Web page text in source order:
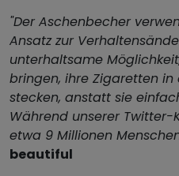
"Der Aschenbecher
Ansatz zur
unterhaltsame
bringen, ihre Zigaretten in
stecken, anstatt sie
Während unserer
etwa 9 Millionen
beautiful